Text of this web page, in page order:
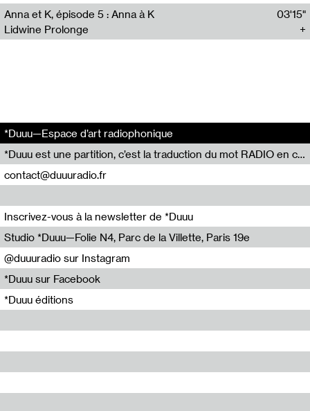
Anna et K, épisode 5 : Anna à K
Lidwine Prolonge
03'15"
*Duuu—Espace d’art radiophonique
*Duuu est une partition, c’est la traduction du mot RADIO en code Parsons.
contact@duuuradio.fr
Inscrivez-vous à la newsletter de *Duuu
Studio *Duuu—Folie N4, Parc de la Villette, Paris 19e
@duuuradio sur Instagram
*Duuu sur Facebook
*Duuu éditions